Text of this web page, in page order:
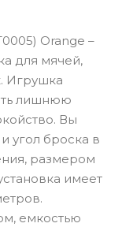
Orange –
для мячей,
Игрушка
лишнюю
Вы
угол броска в
размером
имеет
емкостью